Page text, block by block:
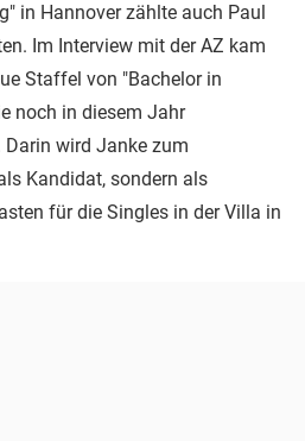
in Hannover zählte auch Paul
Im Interview mit der AZ kam
Staffel von "Bachelor in
noch in diesem Jahr
wird Janke zum
Kandidat, sondern als
für die Singles in der Villa in